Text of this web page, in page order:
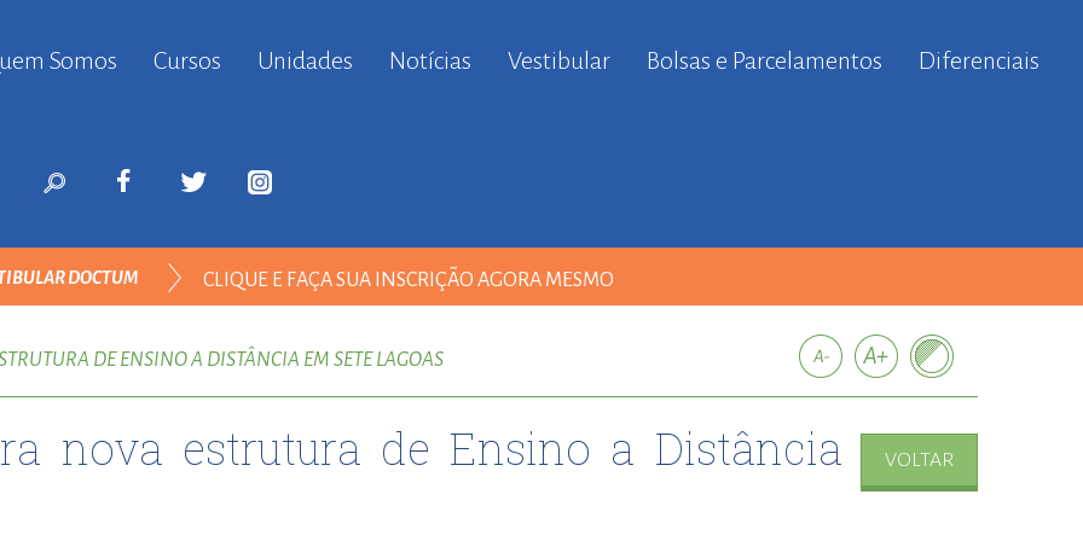
Somos
Cursos Unidades Notícias Vestibular Bolsas e Parcelamentos Diferenciais
DOCTUM CLIQUE E FAÇA SUA INSCRIÇÃO AGORA MESMO
DE ENSINO A DISTÂNCIA EM SETE LAGOAS
nova estrutura de Ensino a Distância
VOLTAR